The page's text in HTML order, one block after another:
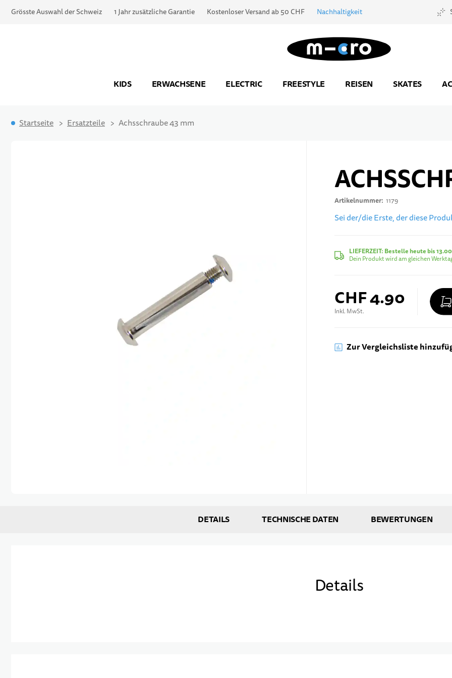
Grösste Auswahl der Schweiz 1 Jahr zusätzliche Garantie Kostenloser Versand ab 50 CHF Nachhaltigkeit
Zur Startseite
KIDS ERWACHSENE ELECTRIC FREESTYLE REISEN SKATES
Startseite Ersatzteile Achsschraube 43 mm
Artikelnummer 1179
Sei der/die Erste, der diese
LIEFERZEIT: Bestelle heute bis
Dein Produkt wird am gleichen
CHF 4.90
Inkl. MwSt.
Zur Vergleichsliste
DETAILS TECHNISCHE DATEN BEWERTUNGEN
Details